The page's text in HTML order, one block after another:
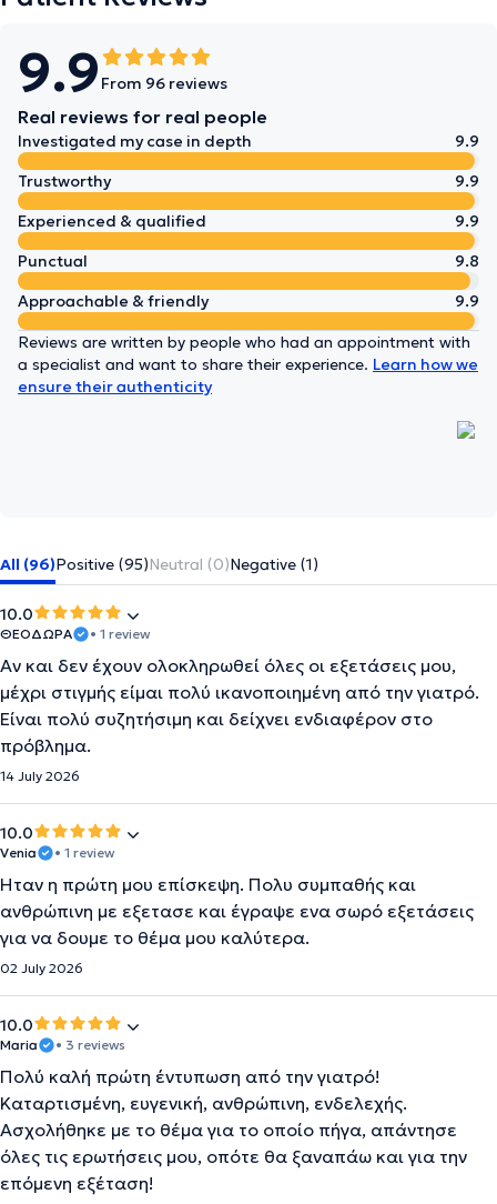
9.9 From 96 reviews
Real reviews for real people
Investigated my case in depth
9.9
Trustworthy
9.9
Experienced & qualified
9.9
Punctual
9.8
Approachable & friendly
9.9
Reviews are written by people who had an appointment with
a specialist and want to share their experience. Learn how we
ensure their authenticity
All (96)Positive (95)Neutral (0)Negative (1)
10.0
ΘΕΟΔΩΡΑ • 1 review
Αν και δεν έχουν ολοκληρωθεί όλες οι εξετάσεις μου,
μέχρι στιγμής είμαι πολύ ικανοποιημένη από την γιατρό.
Είναι πολύ συζητήσιμη και δείχνει ενδιαφέρον στο
πρόβλημα.
14 July 2026
10.0
Venia • 1 review
Ηταν η πρώτη μου επίσκεψη. Πολυ συμπαθής και
ανθρώπινη με εξετασε και έγραψε ενα σωρό εξετάσεις
για να δουμε το θέμα μου καλύτερα.
02 July 2026
10.0
Maria • 3 reviews
Πολύ καλή πρώτη έντυπωση από την γιατρό!
Καταρτισμένη, ευγενική, ανθρώπινη, ενδελεχής.
Ασχολήθηκε με το θέμα για το οποίο πήγα, απάντησε
όλες τις ερωτήσεις μου, οπότε θα ξαναπάω και για την
επόμενη εξέταση!